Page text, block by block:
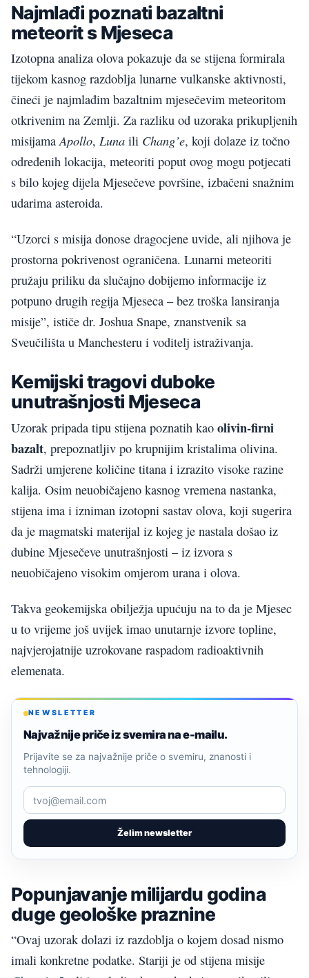
Najmlađi poznati bazaltni
meteorit s Mjeseca
Izotopna analiza olova pokazuje da se stijena formirala
tijekom kasnog razdoblja lunarne vulkanske aktivnosti,
čineći je najmlađim bazaltnim mjesečevim meteoritom
otkrivenim na Zemlji. Za razliku od uzoraka prikupljenih
misijamaApollo, Luna ili Chang’e, koji dolaze iz točno
određenih lokacija, meteoriti poput ovog mogu potjecati
s bilo kojeg dijela Mjesečeve površine, izbačeni snažnim
udarima asteroida.
“Uzorci s misija donose dragocjene uvide, ali njihova je
prostorna pokrivenost ograničena. Lunarni meteoriti
pružaju priliku da slučajno dobijemo informacije iz
potpuno drugih regija Mjeseca – bez troška lansiranja
misije”, ističe dr. Joshua Snape, znanstvenik sa
Sveučilišta u Manchesteru i voditelj istraživanja.
Kemijski tragovi duboke
unutrašnjosti Mjeseca
Uzorak pripada tipu stijena poznatih kao olivin-firni
bazalt, prepoznatljiv po krupnijim kristalima olivina.
Sadrži umjerene količine titana i izrazito visoke razine
kalija. Osim neuobičajeno kasnog vremena nastanka,
stijena ima i izniman izotopni sastav olova, koji sugerira
da je magmatski materijal iz kojeg je nastala došao iz
dubine Mjesečeve unutrašnjosti – iz izvora s
neuobičajeno visokim omjerom urana i olova.
Takva geokemijska obilježja upućuju na to da je Mjesec
u to vrijeme još uvijek imao unutarnje izvore topline,
najvjerojatnije uzrokovane raspadom radioaktivnih
elemenata.
NEWSLETTER
Najvažnije priče iz svemira na e-mailu.
Želim newsletter
Prijavite se za najvažnije priče o svemiru, znanosti i
tehnologiji.
Popunjavanje milijardu godina
duge geološke praznine
“Ovaj uzorak dolazi iz razdoblja o kojem dosad nismo
imali konkretne podatke. Stariji je od stijena misije